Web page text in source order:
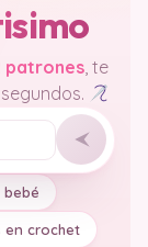
patrones, te
bebé
en crochet